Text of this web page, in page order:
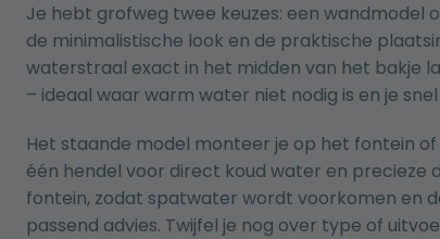
Je hebt grofweg twee keuzes: een wandmodel
de minimalistische look en de praktische
waterstraal exact in het midden van het bakje
– ideaal waar warm water niet nodig is en je
Het staande model monteer je op het fontein
één hendel voor direct koud water en
fontein, zodat spatwater wordt voorkomen en
passend advies. Twijfel je nog over type of